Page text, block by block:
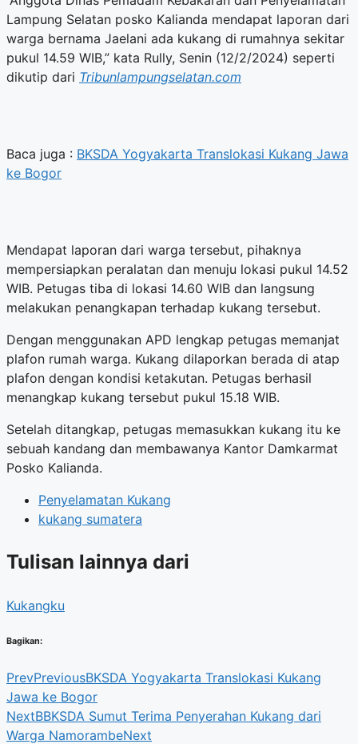
Lampung Selatan posko Kalianda mendapat laporan dari
warga bernama Jaelani ada kukang di rumahnya sekitar
pukul 14.59 WIB,” kata Rully, Senin (12/2/2024) seperti
dikutip dari Tribunlampungselatan.com
Baca juga : BKSDA Yogyakarta Translokasi Kukang Jawa
ke Bogor
Mendapat laporan dari warga tersebut, pihaknya
mempersiapkan peralatan dan menuju lokasi pukul 14.52
WIB. Petugas tiba di lokasi 14.60 WIB dan langsung
melakukan penangkapan terhadap kukang tersebut.
Dengan menggunakan APD lengkap petugas memanjat
plafon rumah warga. Kukang dilaporkan berada di atap
plafon dengan kondisi ketakutan. Petugas berhasil
menangkap kukang tersebut pukul 15.18 WIB.
Setelah ditangkap, petugas memasukkan kukang itu ke
sebuah kandang dan membawanya Kantor Damkarmat
Posko Kalianda.
Penyelamatan Kukang
kukang sumatera
Tulisan lainnya dari
Kukangku
Bagikan:
PrevPreviousBKSDA Yogyakarta Translokasi Kukang
Jawa ke Bogor
NextBBKSDA Sumut Terima Penyerahan Kukang dari
Warga NamorambeNext